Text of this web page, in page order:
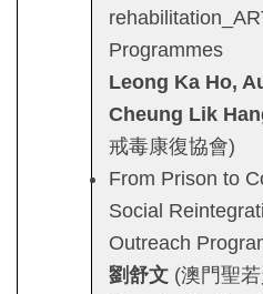
Programmes
Leong Ka Ho,
Cheung Lik
戒毒康復協會)
From Prison to
Social
Outreach
劉舒文 (澳門聖